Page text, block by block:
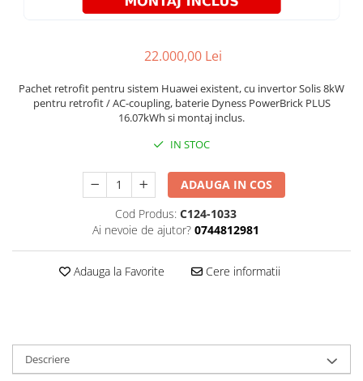
22.000,00 Lei
Pachet retrofit pentru sistem Huawei existent, cu invertor Solis 8kW
pentru retrofit / AC-coupling, baterie Dyness PowerBrick PLUS
16.07kWh si montaj inclus.
IN STOC
ADAUGA IN COS
Cod Produs: C124-1033
Ai nevoie de ajutor? 0744812981
Adauga la Favorite Cere informatii
Descriere